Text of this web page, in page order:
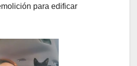
para edificar